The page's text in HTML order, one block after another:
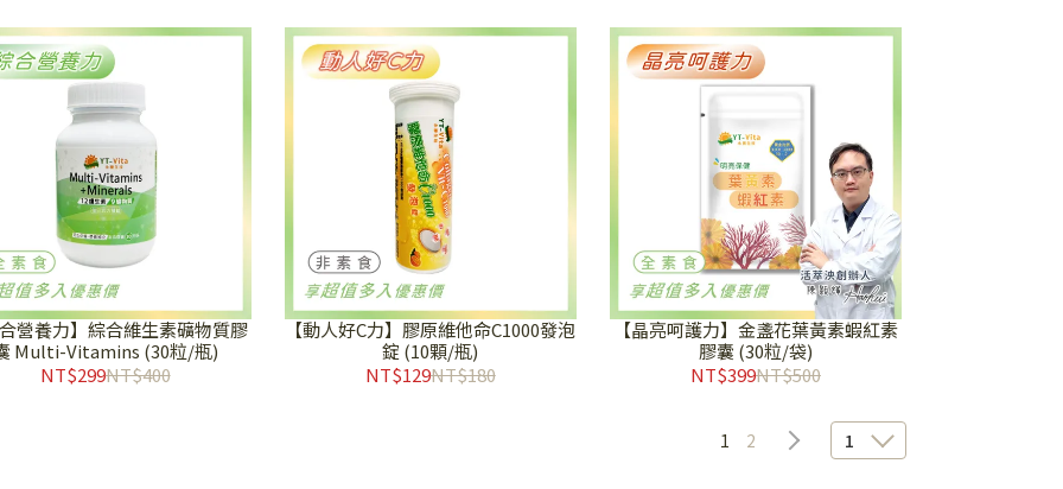
營養力】綜合維生素礦物質膠
Multi-Vitamins (30粒/瓶)
NT$299NT$400
【動人好C力】膠原維他命C1000發泡
錠 (10顆/瓶)
NT$129NT$180
【晶亮呵護力】金盞花葉黃素蝦紅素
膠囊 (30粒/袋)
NT$399NT$500
1 2 1